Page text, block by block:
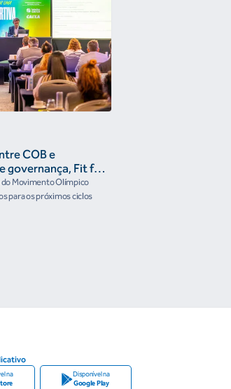
COB e
governança, Fit for
Brasil em
Movimento Olímpico
para os próximos ciclos
na
Disponível na
Google Play